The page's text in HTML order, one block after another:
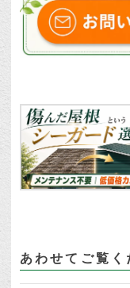
あわせてご覧く